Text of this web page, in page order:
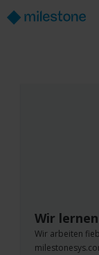
Wir
Wir arbeiten